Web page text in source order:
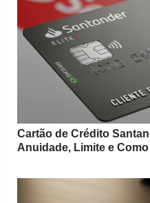
Cartão de Crédito
Anuidade, Limite e